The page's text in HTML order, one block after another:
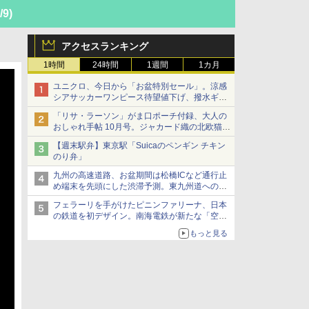
9)
アクセスランキング
1時間 24時間 1週間 1カ月
ユニクロ、今日から「お盆特別セール」。涼感
シアサッカーワンピース待望値下げ、撥水ギア
ショーツは1990円に
「リサ・ラーソン」がま口ポーチ付録、大人の
おしゃれ手帖 10月号。ジャカード織の北欧猫デ
ザイン
【週末駅弁】東京駅「Suicaのペンギン チキン
のり弁」
九州の高速道路、お盆期間は松橋ICなど通行止
め端末を先頭にした渋滞予測。東九州道への迂
回は料金調整を実施
フェラーリを手がけたピニンファリーナ、日本
の鉄道を初デザイン。南海電鉄が新たな「空港
もっと見る